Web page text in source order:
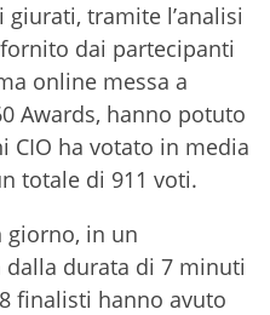
tramite l’analisi
dai partecipanti
online messa a
Awards, hanno potuto
CIO ha votato in media
totale di 911 voti.
giorno, in un
durata di 7 minuti
finalisti hanno avuto